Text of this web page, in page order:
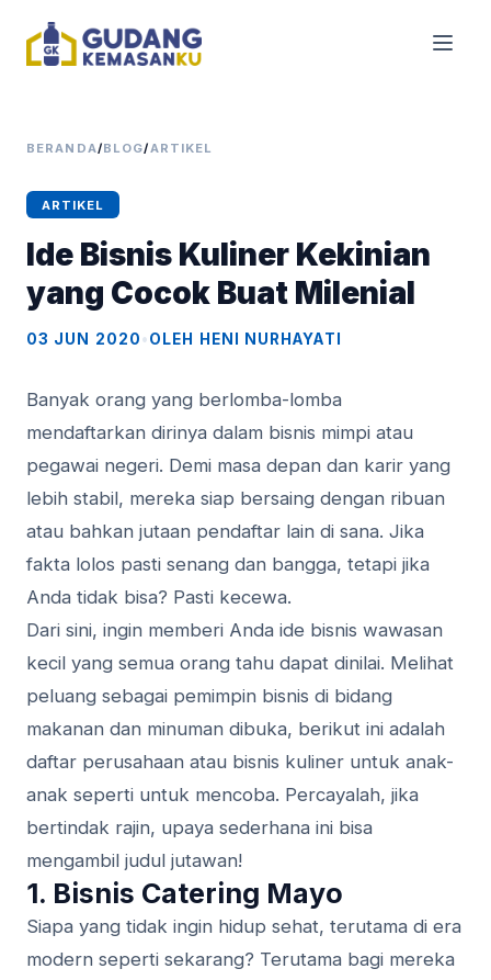
BERANDA/BLOG/ARTIKEL
ARTIKEL
Ide Bisnis Kuliner Kekinian
yang Cocok Buat Milenial
03 JUN 2020•OLEH HENI NURHAYATI
Banyak orang yang berlomba-lomba
mendaftarkan dirinya dalam bisnis mimpi atau
pegawai negeri. Demi masa depan dan karir yang
lebih stabil, mereka siap bersaing dengan ribuan
atau bahkan jutaan pendaftar lain di sana. Jika
fakta lolos pasti senang dan bangga, tetapi jika
Anda tidak bisa? Pasti kecewa.
Dari sini, ingin memberi Anda ide bisnis wawasan
kecil yang semua orang tahu dapat dinilai. Melihat
peluang sebagai pemimpin bisnis di bidang
makanan dan minuman dibuka, berikut ini adalah
daftar perusahaan atau bisnis kuliner untuk anak-
anak seperti untuk mencoba. Percayalah, jika
bertindak rajin, upaya sederhana ini bisa
mengambil judul jutawan!
1. Bisnis Catering Mayo
Siapa yang tidak ingin hidup sehat, terutama di era
modern seperti sekarang? Terutama bagi mereka